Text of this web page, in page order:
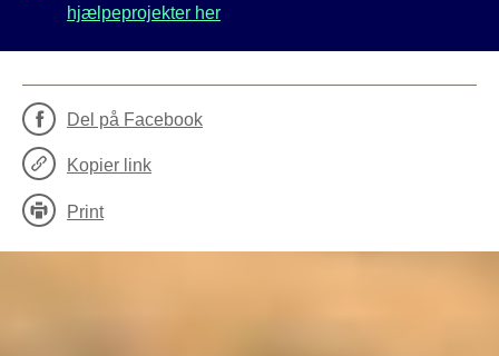
hjælpeprojekter her
Del på Facebook
Kopier link
Print